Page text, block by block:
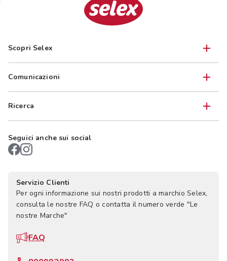
Scopri Selex
Comunicazioni
Ricerca
Seguici anche sui social
Servizio Clienti
Per ogni informazione sui nostri prodotti a marchio Selex,
consulta le nostre FAQ o contatta il numero verde "Le
nostre Marche"
FAQ